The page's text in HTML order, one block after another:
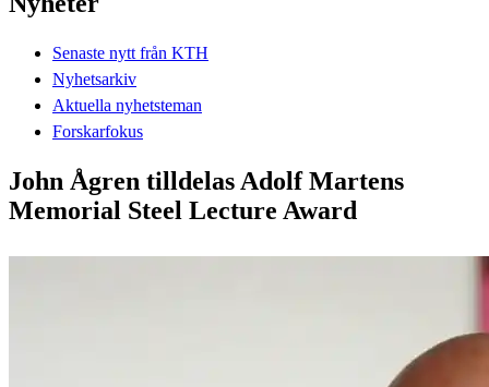
Senaste nytt från KTH
Nyhetsarkiv
Aktuella nyhetsteman
Forskarfokus
John Ågren tilldelas Adolf Martens
Memorial Steel Lecture Award